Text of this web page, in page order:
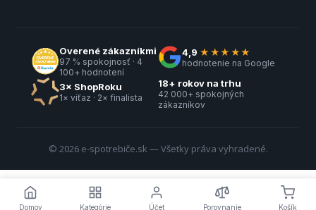
Domov Kategórie Účet Porovnanie Košík
Overené zákazníkmi
97 % spokojnosť · 4
100+ hodnotení
4,9 ★★★★★
hodnotenie na Google
3× ShopRoku
1× víťaz · 2× finalista
18+ rokov na trhu
42 000+ spokojných
zákazníkov
© 2026 e-spotrebiče.sk — Všetky práva vyhradené.